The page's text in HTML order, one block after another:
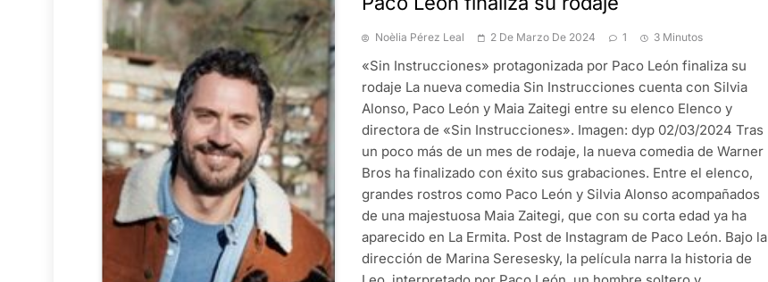
Noèlia Pérez Leal 2 De Marzo De 2024 1 3 Minutos
«Sin Instrucciones» protagonizada por Paco León finaliza su
rodaje La nueva comedia Sin Instrucciones cuenta con Silvia
Alonso, Paco León y Maia Zaitegi entre su elenco Elenco y
directora de «Sin Instrucciones». Imagen: dyp 02/03/2024 Tras
un poco más de un mes de rodaje, la nueva comedia de Warner
Bros ha finalizado con éxito sus grabaciones. Entre el elenco,
grandes rostros como Paco León y Silvia Alonso acompañados
de una majestuosa Maia Zaitegi, que con su corta edad ya ha
aparecido en La Ermita. Post de Instagram de Paco León. Bajo la
dirección de Marina Seresesky, la película narra la historia de